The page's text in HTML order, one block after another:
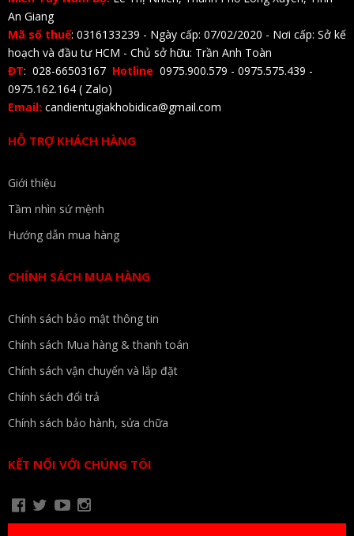
An Giang
Mã số thuế: 0316133239 - Ngày cấp: 07/02/2020 - Nơi cấp: Sở kế
hoạch và đầu tư HCM - Chủ sở hữu: Trần Anh Toàn
ĐT: 028-66503167 Hotline 0975.900.579 - 0975.575.439 -
0975.162.164 ( Zalo)
Email: candientugiakhobidica@gmail.com
HỖ TRỢ KHÁCH HÀNG
Giới thiệu
Tầm nhìn sứ mệnh
Hướng dẫn mua hàng
CHÍNH SÁCH MUA HÀNG
Chính sách bảo mật thông tin
Chính sách Mua hàng & thanh toán
Chính sách vận chuyển và lắp đặt
Chính sách đổi trả
Chính sách bảo hành, sửa chữa
KẾT NỐI VỚI CHÚNG TÔI